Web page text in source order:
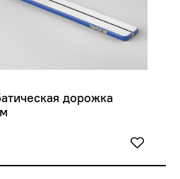
дорожка